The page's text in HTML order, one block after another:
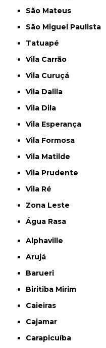
São Mateus
São Miguel Paulista
Tatuapé
Vila Carrão
Vila Curuçá
Vila Dalila
Vila Dila
Vila Esperança
Vila Formosa
Vila Matilde
Vila Prudente
Vila Ré
Zona Leste
Água Rasa
Alphaville
Arujá
Barueri
Biritiba Mirim
Caieiras
Cajamar
Carapicuíba